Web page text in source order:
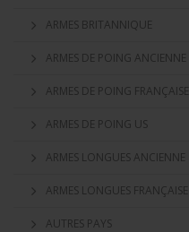
ARMES BRITANNIQUE
ARMES DE POING ANCIENNE
ARMES DE POING FRANÇAISE
ARMES DE POING US
ARMES LONGUES ANCIENNE
ARMES LONGUES FRANÇAISE
AUTRES PAYS